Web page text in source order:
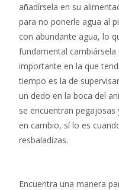
añadírsela en su
para no ponerle agua al
con abundante agua, lo
fundamental
importante en la que
tiempo es la de
un dedo en la boca del
se encuentran pegajosas
en cambio, sí lo es
resbaladizas.
Encuentra una manera